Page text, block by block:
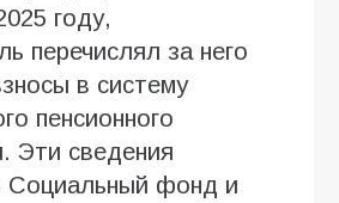
году,
перечислял за него
в систему
пенсионного
Эти сведения
Социальный фонд и